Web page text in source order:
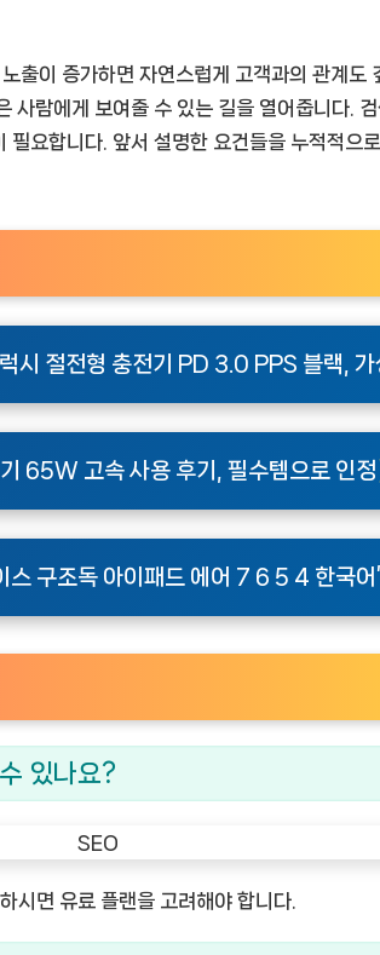
출이 증가하면 자연스럽게 고객과의 관계도
사람에게 보여줄 수 있는 길을 열어줍니다. 검
요합니다. 앞서 설명한 요건들을 누적적으
시 절전형 충전기 PD 3.0 PPS 블랙, 가
65W 고속 사용 후기, 필수템으로 인정
스 구조독 아이패드 에어 7 6 5 4 한국어
있나요?
시면 유료 플랜을 고려해야 합니다.